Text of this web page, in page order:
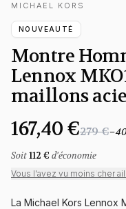
MICHAEL KORS
NOUVEAUTÉ
Montre
Lennox
maillons
167,40 €279 €−
Soit112 € d'économie
Vous l'avez vu moins cher
La Michael Kors Lennox